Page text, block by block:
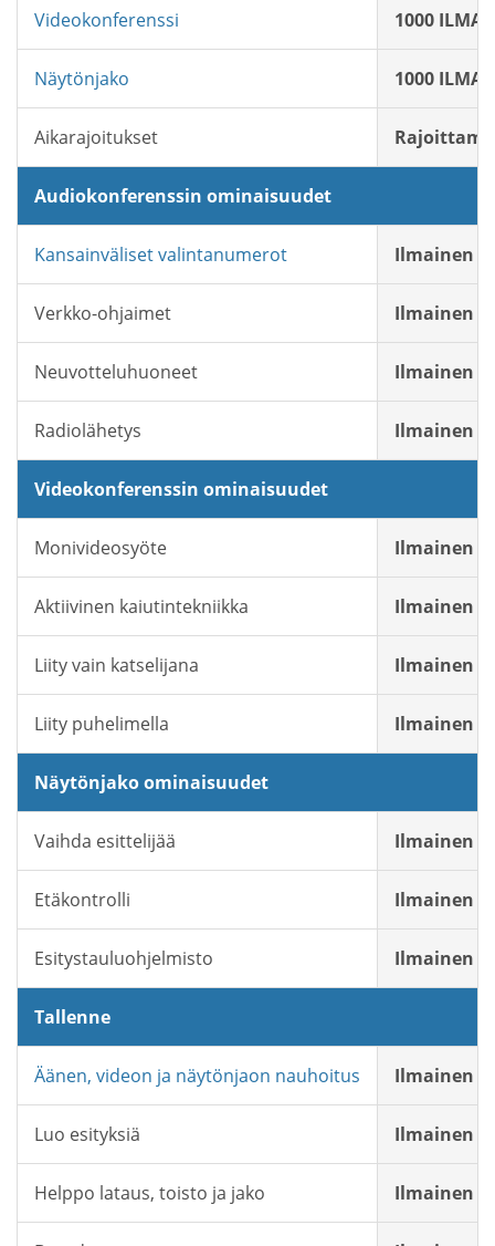
Videokonferenssi 1000
Näytönjako 1000
Aikarajoitukset
Audiokonferenssin ominaisuudet
Kansainväliset valintanumerot Ilmainen
Verkko-ohjaimet Ilmainen
Neuvotteluhuoneet Ilmainen
Radiolähetys Ilmainen
Videokonferenssin ominaisuudet
Monivideosyöte Ilmainen
Aktiivinen kaiutintekniikka Ilmainen
Liity vain katselijana Ilmainen
Liity puhelimella Ilmainen
Näytönjako ominaisuudet
Vaihda esittelijää Ilmainen
Etäkontrolli Ilmainen
Esitystauluohjelmisto Ilmainen
Tallenne
Äänen, videon ja näytönjaon nauhoitus Ilmainen
Luo esityksiä Ilmainen
Helppo lataus, toisto ja jako Ilmainen